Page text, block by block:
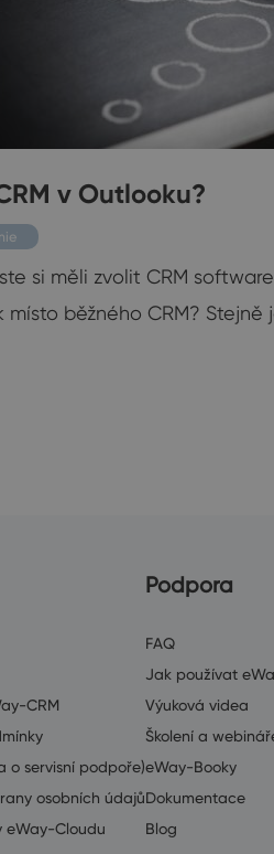
v Outlooku?
si měli zvolit CRM
místo běžného CRM? Stejně
CRM
o servisní podpoře)
osobních údajů
eWay-Cloudu
Podpora
FAQ
Jak používat
Výuková videa
Školení a
eWay-Booky
Dokumentace
Blog